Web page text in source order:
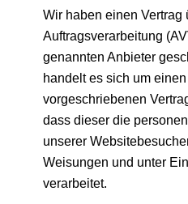
Wir haben einen Vertrag
Auftragsverarbeitung
genannten Anbieter
handelt es sich um
vorgeschriebenen
dass dieser die
unserer
Weisungen und unter
verarbeitet.